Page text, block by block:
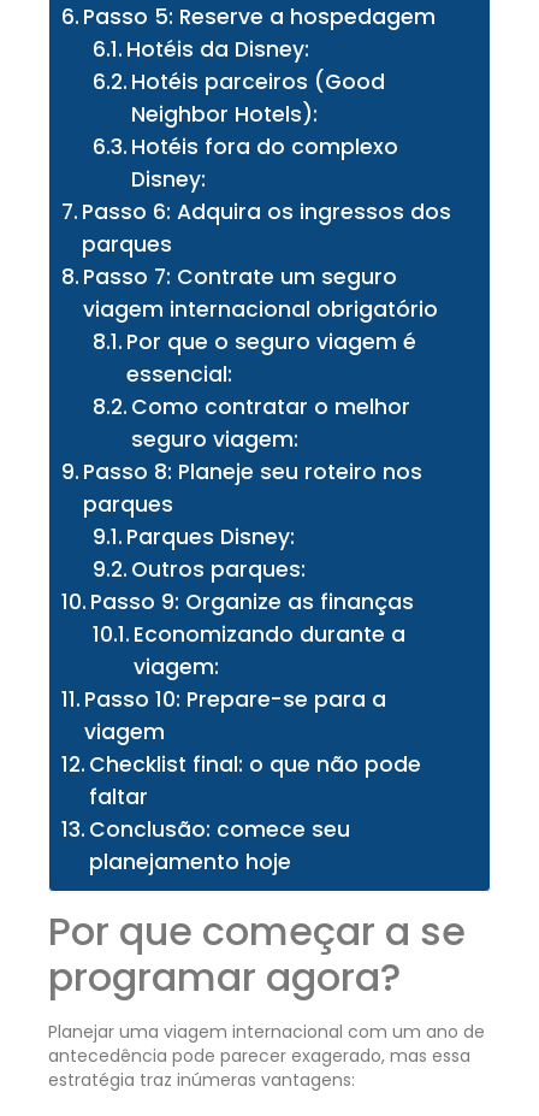
Passo 5: Reserve a hospedagem
Hotéis da Disney:
Hotéis parceiros (Good
Neighbor Hotels):
Hotéis fora do complexo
Disney:
Passo 6: Adquira os ingressos dos
parques
Passo 7: Contrate um seguro
viagem internacional obrigatório
Por que o seguro viagem é
essencial:
Como contratar o melhor
seguro viagem:
Passo 8: Planeje seu roteiro nos
parques
Parques Disney:
Outros parques:
Passo 9: Organize as finanças
Economizando durante a
viagem:
Passo 10: Prepare-se para a
viagem
Checklist final: o que não pode
faltar
Conclusão: comece seu
planejamento hoje
Por que começar a se
programar agora?
Planejar uma viagem internacional com um ano de
antecedência pode parecer exagerado, mas essa
estratégia traz inúmeras vantagens: